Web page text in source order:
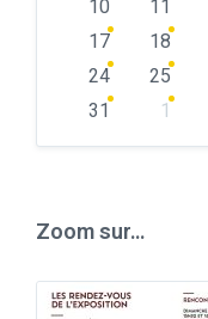
10
11
17
18
24
25
31
1
Zoom sur…